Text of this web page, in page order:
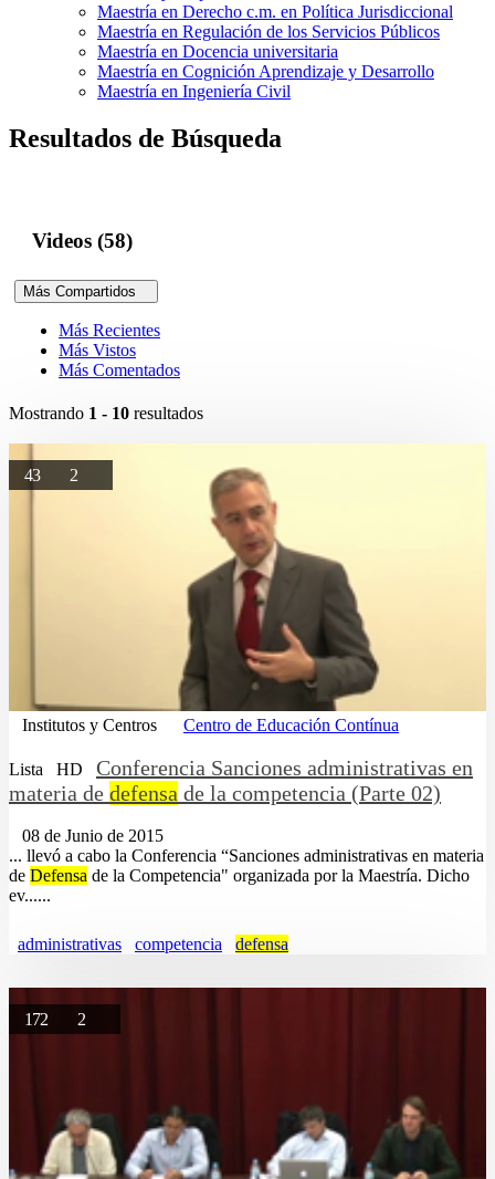
Maestría en Derecho c.m. en Política Jurisdiccional
Maestría en Regulación de los Servicios Públicos
Maestría en Docencia universitaria
Maestría en Cognición Aprendizaje y Desarrollo
Maestría en Ingeniería Civil
Resultados de Búsqueda
Videos (58)
Más Compartidos
Más Recientes
Más Vistos
Más Comentados
Mostrando 1 - 10 resultados
43 2
Institutos y Centros Centro de Educación Contínua
Lista HD
Conferencia Sanciones administrativas en
materia de defensa de la competencia (Parte 02)
08 de Junio de 2015
... llevó a cabo la Conferencia “Sanciones administrativas en materia
de Defensa de la Competencia" organizada por la Maestría. Dicho
ev......
administrativas competencia defensa
172 2